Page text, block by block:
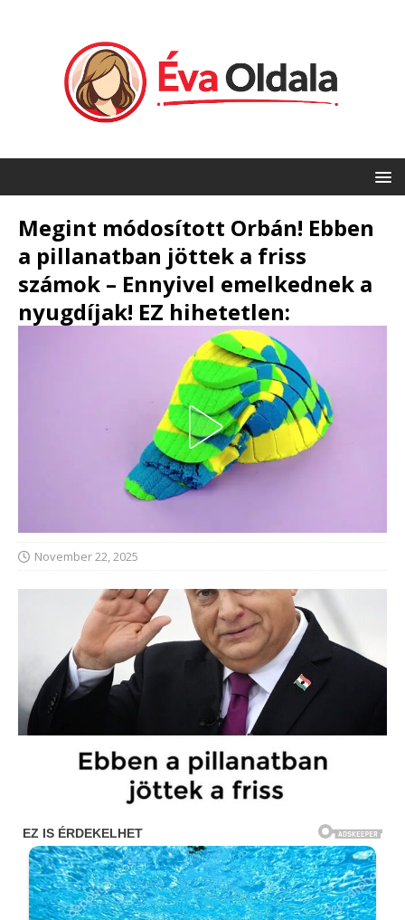
Megint módosított Orbán! Ebben
a pillanatban jöttek a friss
számok – Ennyivel emelkednek a
nyugdíjak! EZ hihetetlen:
November 22, 2025